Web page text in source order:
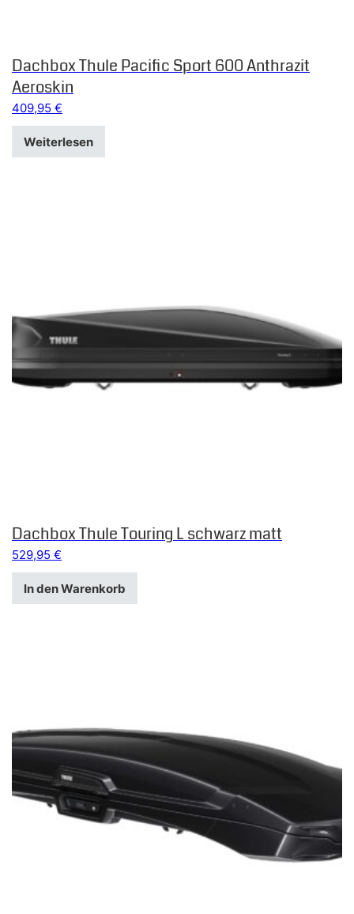
Dachbox Thule Pacific Sport 600 Anthrazit
Aeroskin
409,95 €
Weiterlesen
Dachbox Thule Touring L schwarz matt
529,95 €
In den Warenkorb